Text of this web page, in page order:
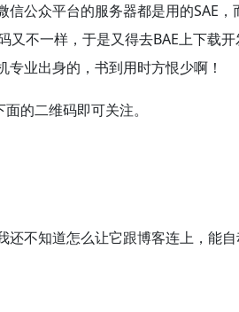
公众平台的服务器都是用的SAE，
又不一样，于是又得去BAE上下载开
业出身的，书到用时方恨少啊！
的二维码即可关注。
还不知道怎么让它跟博客连上，能